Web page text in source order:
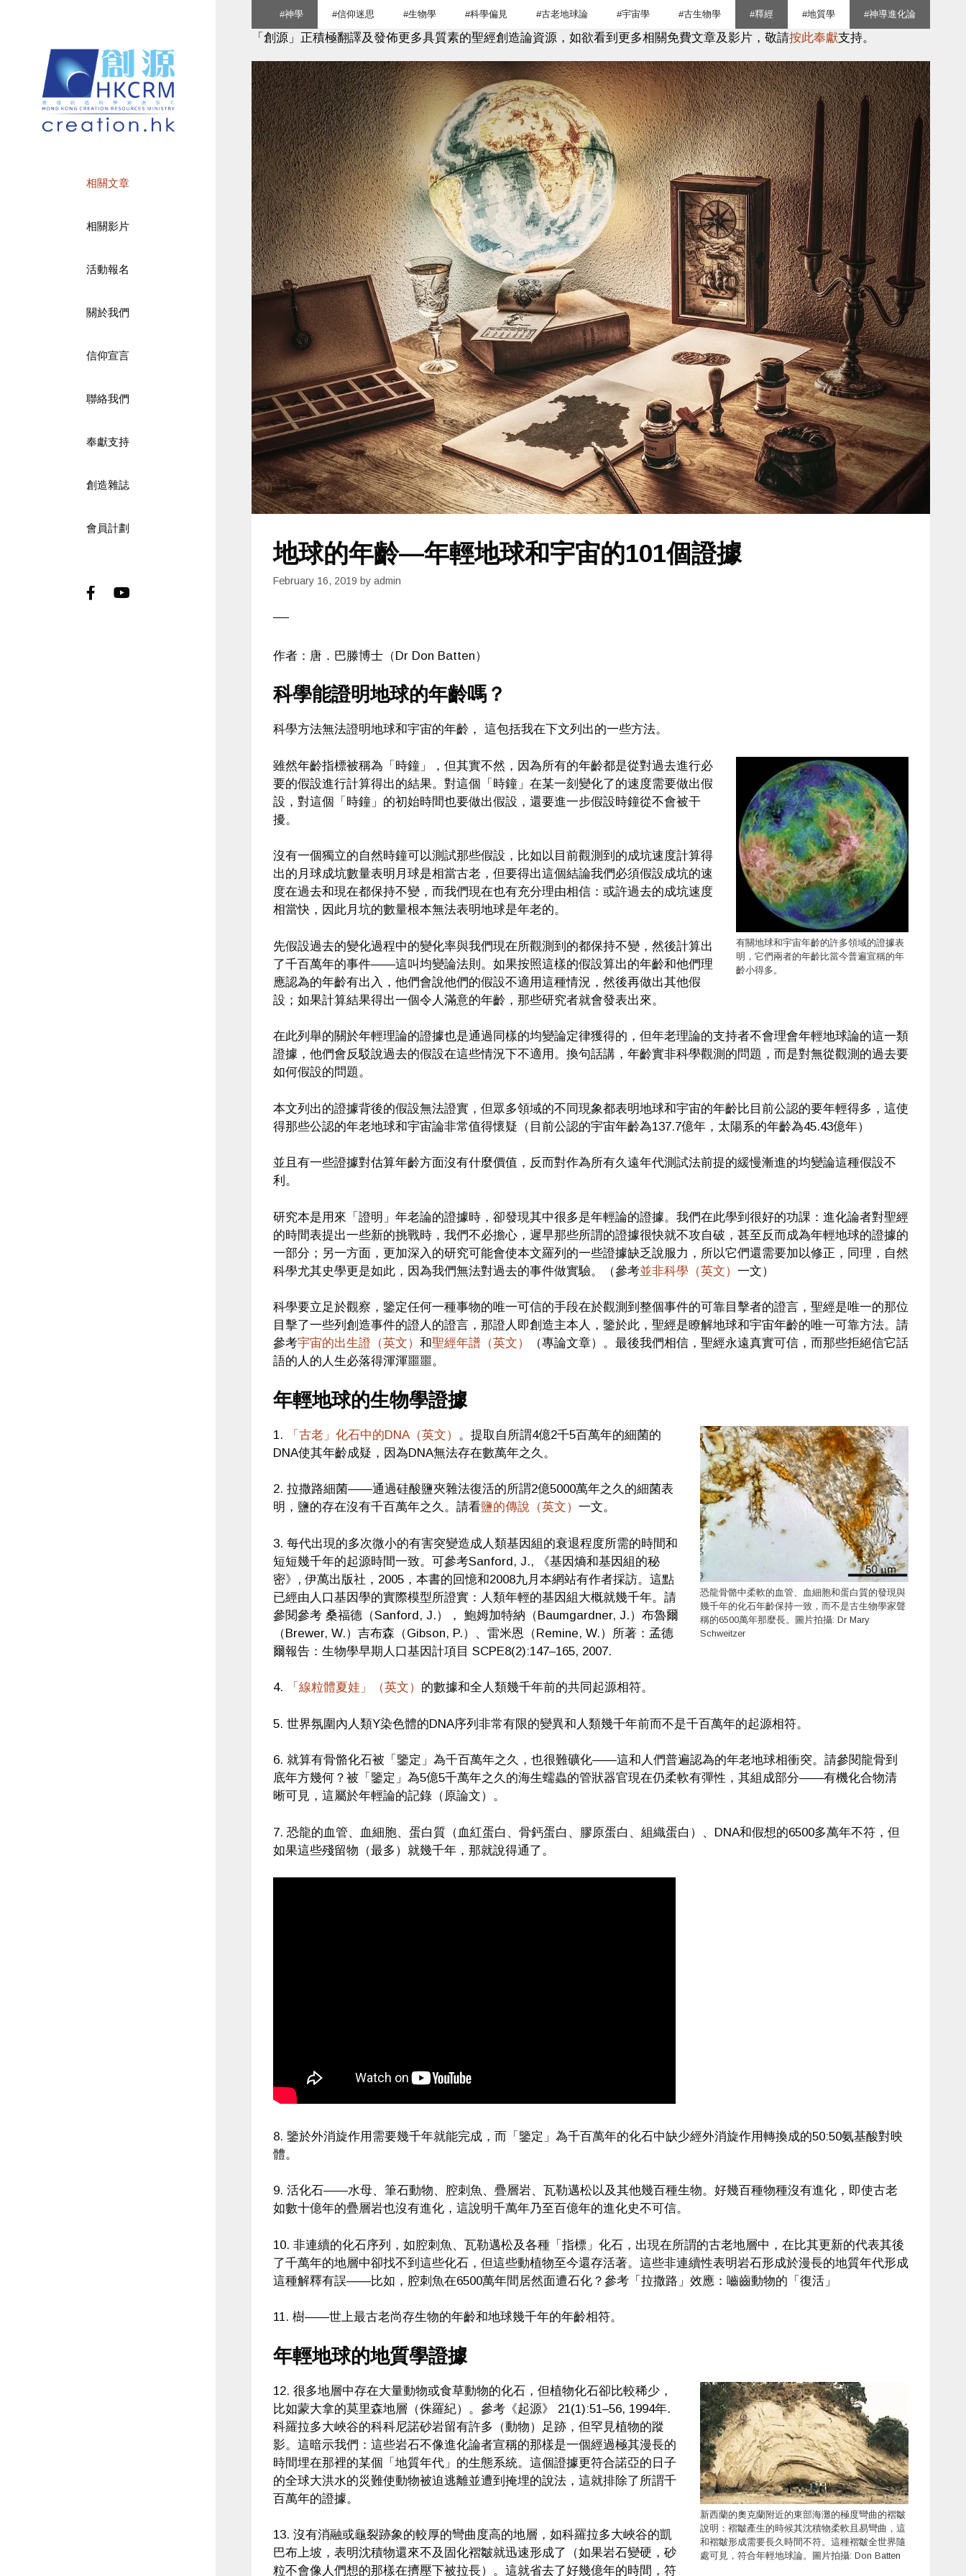
to
content
#神學 #信仰迷思 #生物學 #科學偏見 #古老地球論 #宇宙學 #古生物學 #釋經 #地質學 #神導進化論
FacebookYoutube
相關文章
相關影片
活動報名
關於我們
信仰宣言
聯絡我們
奉獻支持
創造雜誌
會員計劃
「創源」正積極翻譯及發佈更多具質素的聖經創造論資源，如欲看到更多相關免費文章及影片，敬請按此奉獻支持。
地球的年齡—年輕地球和宇宙的101個證據
February 16, 2019 by admin
作者：唐．巴滕博士（Dr Don Batten）
科學能證明地球的年齡嗎？
科學方法無法證明地球和宇宙的年齡， 這包括我在下文列出的一些方法。
有關地球和宇宙年齡的許多領域的證據表
明，它們兩者的年齡比當今普遍宣稱的年
齡小得多。
雖然年齡指標被稱為「時鐘」，但其實不然，因為所有的年齡都是從對過去進行必
要的假設進行計算得出的結果。對這個「時鐘」在某一刻變化了的速度需要做出假
設，對這個「時鐘」的初始時間也要做出假設，還要進一步假設時鐘從不會被干
擾。
沒有一個獨立的自然時鐘可以測試那些假設，比如以目前觀測到的成坑速度計算得
出的月球成坑數量表明月球是相當古老，但要得出這個結論我們必須假設成坑的速
度在過去和現在都保持不變，而我們現在也有充分理由相信：或許過去的成坑速度
相當快，因此月坑的數量根本無法表明地球是年老的。
先假設過去的變化過程中的變化率與我們現在所觀測到的都保持不變，然後計算出
了千百萬年的事件——這叫均變論法則。如果按照這樣的假設算出的年齡和他們理
應認為的年齡有出入，他們會說他們的假設不適用這種情況，然後再做出其他假
設；如果計算結果得出一個令人滿意的年齡，那些研究者就會發表出來。
在此列舉的關於年輕理論的證據也是通過同樣的均變論定律獲得的，但年老理論的支持者不會理會年輕地球論的這一類
證據，他們會反駁說過去的假設在這些情況下不適用。換句話講，年齡實非科學觀測的問題，而是對無從觀測的過去要
如何假設的問題。
本文列出的證據背後的假設無法證實，但眾多領域的不同現象都表明地球和宇宙的年齡比目前公認的要年輕得多，這使
得那些公認的年老地球和宇宙論非常值得懷疑（目前公認的宇宙年齡為137.7億年，太陽系的年齡為45.43億年）
並且有一些證據對估算年齡方面沒有什麼價值，反而對作為所有久遠年代測試法前提的緩慢漸進的均變論這種假設不
利。
研究本是用來「證明」年老論的證據時，卻發現其中很多是年輕論的證據。我們在此學到很好的功課：進化論者對聖經
的時間表提出一些新的挑戰時，我們不必擔心，遲早那些所謂的證據很快就不攻自破，甚至反而成為年輕地球的證據的
一部分；另一方面，更加深入的研究可能會使本文羅列的一些證據缺乏說服力，所以它們還需要加以修正，同理，自然
科學尤其史學更是如此，因為我們無法對過去的事件做實驗。（參考並非科學（英文） 一文）
科學要立足於觀察，鑒定任何一種事物的唯一可信的手段在於觀測到整個事件的可靠目擊者的證言，聖經是唯一的那位
目擊了一些列創造事件的證人的證言，那證人即創造主本人，鑒於此，聖經是瞭解地球和宇宙年齡的唯一可靠方法。請
參考宇宙的出生證（英文） 和聖經年譜（英文）
（專論文章）。最後我們相信，聖經永遠真實可信，而那些拒絕信它話
語的人的人生必落得渾渾噩噩。
年輕地球的生物學證據
恐龍骨骼中柔軟的血管、血細胞和蛋白質的發現與
幾千年的化石年齡保持一致，而不是古生物學家聲
稱的6500萬年那麼長。圖片拍攝: Dr Mary
Schweitzer
1. 「古老」化石中的DNA（英文）
。提取自所謂4億2千5百萬年的細菌的
DNA使其年齡成疑，因為DNA無法存在數萬年之久。
2. 拉撒路細菌——通過硅酸鹽夾雜法復活的所謂2億5000萬年之久的細菌表
明，鹽的存在沒有千百萬年之久。請看鹽的傳說（英文） 一文。
3. 每代出現的多次微小的有害突變造成人類基因組的衰退程度所需的時間和
短短幾千年的起源時間一致。可參考Sanford, J., 《基因熵和基因組的秘
密》, 伊萬出版社，2005，本書的回憶和2008九月本網站有作者採訪。這點
已經由人口基因學的實際模型所證實：人類年輕的基因組大概就幾千年。請
參閱參考 桑福德（Sanford, J.）， 鮑姆加特納（Baumgardner, J.）布魯爾
（Brewer, W.）吉布森（Gibson, P.）、雷米恩（Remine, W.）所著：孟德
爾報告：生物學早期人口基因計項目 SCPE8(2):147–165, 2007.
4. 「線粒體夏娃」（英文） 的數據和全人類幾千年前的共同起源相符。
5. 世界氛圍內人類Y染色體的DNA序列非常有限的變異和人類幾千年前而不是千百萬年的起源相符。
6. 就算有骨骼化石被「鑒定」為千百萬年之久，也很難礦化——這和人們普遍認為的年老地球相衝突。請參閱龍骨到
底年方幾何？被「鑒定」為5億5千萬年之久的海生蠕蟲的管狀器官現在仍柔軟有彈性，其組成部分——有機化合物清
晰可見，這屬於年輕論的記錄（原論文）。
7. 恐龍的血管、血細胞、蛋白質（血紅蛋白、骨鈣蛋白、膠原蛋白、組織蛋白）、DNA和假想的6500多萬年不符，但
如果這些殘留物（最多）就幾千年，那就說得通了。
8. 鑒於外消旋作用需要幾千年就能完成，而「鑒定」為千百萬年的化石中缺少經外消旋作用轉換成的50:50氨基酸對映
體。
9. 活化石——水母、筆石動物、腔刺魚、疊層岩、瓦勒邁松以及其他幾百種生物。好幾百種物種沒有進化，即使古老
如數十億年的疊層岩也沒有進化，這說明千萬年乃至百億年的進化史不可信。
10. 非連續的化石序列，如腔刺魚、瓦勒邁松及各種「指標」化石，出現在所謂的古老地層中，在比其更新的代表其後
了千萬年的地層中卻找不到這些化石，但這些動植物至今還存活著。這些非連續性表明岩石形成於漫長的地質年代形成
這種解釋有誤——比如，腔刺魚在6500萬年間居然面遭石化？參考「拉撒路」效應：嚙齒動物的「復活」
11. 樹——世上最古老尚存生物的年齡和地球幾千年的年齡相符。
年輕地球的地質學證據
新西蘭的奧克蘭附近的東部海灘的極度彎曲的褶皺
說明：褶皺產生的時候其沈積物柔軟且易彎曲，這
和褶皺形成需要長久時間不符。這種褶皺全世界隨
處可見，符合年輕地球論。圖片拍攝: Don Batten
12. 很多地層中存在大量動物或食草動物的化石，但植物化石卻比較稀少，
比如蒙大拿的莫里森地層（侏羅紀）。參考《起源》 21(1):51–56, 1994年.
科羅拉多大峽谷的科科尼諾砂岩留有許多（動物）足跡，但罕見植物的蹤
影。這暗示我們：這些岩石不像進化論者宣稱的那樣是一個經過極其漫長的
時間埋在那裡的某個「地質年代」的生態系統。這個證據更符合諾亞的日子
的全球大洪水的災難使動物被迫逃離並遭到掩埋的說法，這就排除了所謂千
百萬年的證據。
13. 沒有消融或龜裂跡象的較厚的彎曲度高的地層，如科羅拉多大峽谷的凱
巴布上坡，表明沈積物還來不及固化褶皺就迅速形成了（如果岩石變硬，砂
粒不會像人們想的那樣在擠壓下被拉長）。這就省去了好幾億年的時間，符